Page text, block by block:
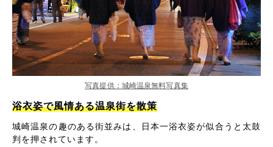
浴衣姿で風情ある温泉街を散策
城崎温泉の趣のある街並みは、日本一浴衣姿が似合うと太鼓
判を押されています。
写真提供：城崎温泉無料写真集